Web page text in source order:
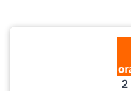
2